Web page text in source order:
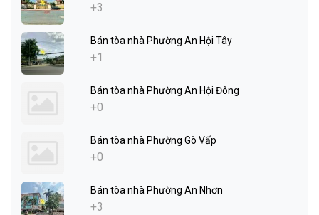
+3
Bán tòa nhà Phường An Hội Tây
+1
Bán tòa nhà Phường An Hội Đông
+0
Bán tòa nhà Phường Gò Vấp
+0
Bán tòa nhà Phường An Nhơn
+3